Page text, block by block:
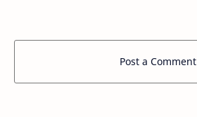
Post a Comment